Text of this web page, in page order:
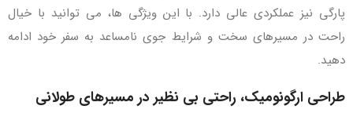
پارگی نیز عملکردی عالی دارد. با این ویژگی‌ ها، می‌ توانید با خیال
راحت در مسیرهای سخت و شرایط جوی نامساعد به سفر خود ادامه
دهید.
طراحی ارگونومیک، راحتی بی‌ نظیر در مسیرهای طولانی